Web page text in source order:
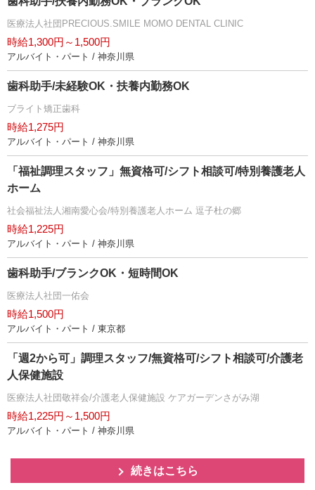
医療法人社団PRECIOUS.SMILE MOMO DENTAL CLINIC
時給1,300円～1,500円
アルバイト・パート / 神奈川県
歯科助手/未経験OK・扶養内勤務OK
ブライト矯正歯科
時給1,275円
アルバイト・パート / 神奈川県
「福祉調理スタッフ」無資格可/シフト相談可/特別養護老人
ホーム
社会福祉法人湘南愛心会/特別養護老人ホーム 逗子杜の郷
時給1,225円
アルバイト・パート / 神奈川県
歯科助手/ブランクOK・短時間OK
医療法人社団一佑会
時給1,500円
アルバイト・パート / 東京都
「週2から可」調理スタッフ/無資格可/シフト相談可/介護老
人保健施設
医療法人社団敬祥会/介護老人保健施設 ケアガーデンさがみ湖
時給1,225円～1,500円
アルバイト・パート / 神奈川県
続きはこちら